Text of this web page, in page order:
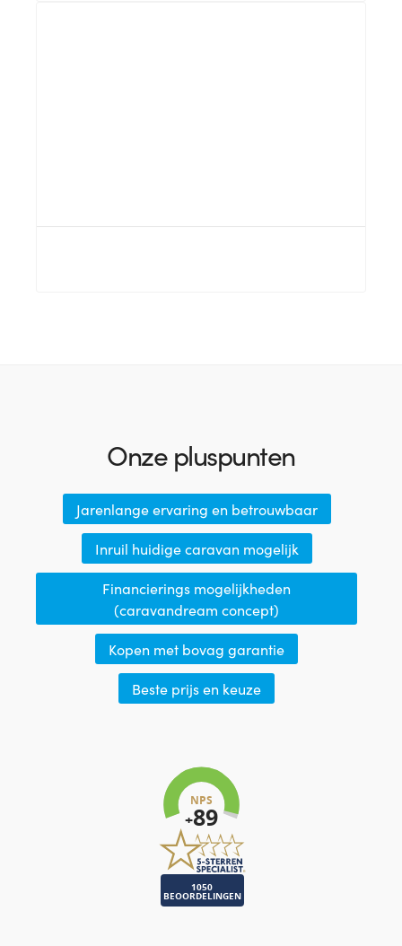
Onze pluspunten
Jarenlange ervaring en betrouwbaar
Inruil huidige caravan mogelijk
Financierings mogelijkheden
(caravandream concept)
Kopen met bovag garantie
Beste prijs en keuze